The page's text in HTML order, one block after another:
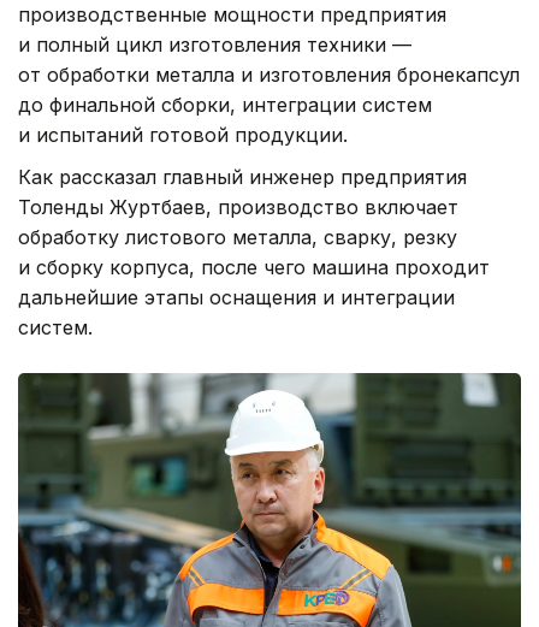
производственные мощности предприятия
и полный цикл изготовления техники —
от обработки металла и изготовления бронекапсул
до финальной сборки, интеграции систем
и испытаний готовой продукции.
Как рассказал главный инженер предприятия
Толенды Журтбаев, производство включает
обработку листового металла, сварку, резку
и сборку корпуса, после чего машина проходит
дальнейшие этапы оснащения и интеграции
систем.